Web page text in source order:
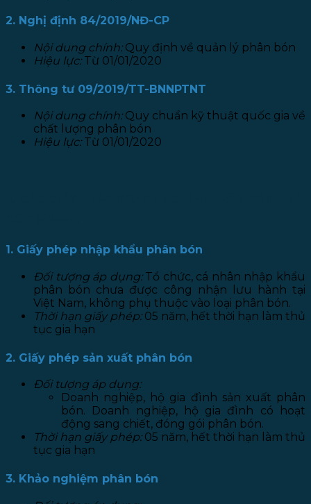
2. Nghị định 84/2019/NĐ-CP
Nội dung chính:Quy định về quản lý phân bón
Hiệu lực:Từ 01/01/2020
3. Thông tư 09/2019/TT-BNNPTNT
Nội dung chính:Quy chuẩn kỹ thuật quốc gia về
chất lượng phân bón
Hiệu lực:Từ 01/01/2020
1. Giấy phép nhập khẩu phân bón
Đối tượng áp dụng:Tổ chức, cá nhân nhập khẩu
phân bón chưa được công nhận lưu hành tại
Việt Nam, không phụ thuộc vào loại phân bón.
Thời hạn giấy phép:05 năm, hết thời hạn làm thủ
tục gia hạn
2. Giấy phép sản xuất phân bón
Đối tượng áp dụng:
Doanh nghiệp, hộ gia đình sản xuất phân
bón. Doanh nghiệp, hộ gia đình có hoạt
động sang chiết, đóng gói phân bón.
Thời hạn giấy phép: 05 năm, hết thời hạn làm thủ
tục gia hạn
3. Khảo nghiệm phân bón